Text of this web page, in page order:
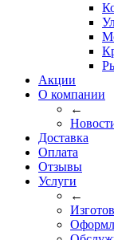
Акции
О компании
←
Доставка
Оплата
Отзывы
Услуги
←